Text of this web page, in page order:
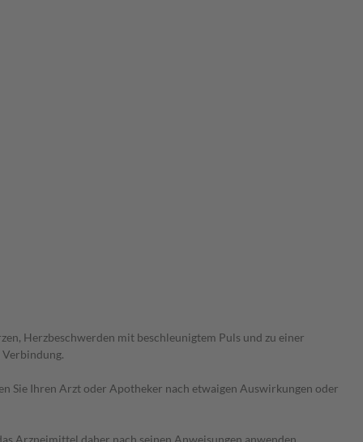
Herzbeschwerden mit beschleunigtem Puls und zu einer
Sie Ihren Arzt oder Apotheker nach etwaigen Auswirkungen oder
Arzneimittel daher nach seinen Anweisungen anwenden.